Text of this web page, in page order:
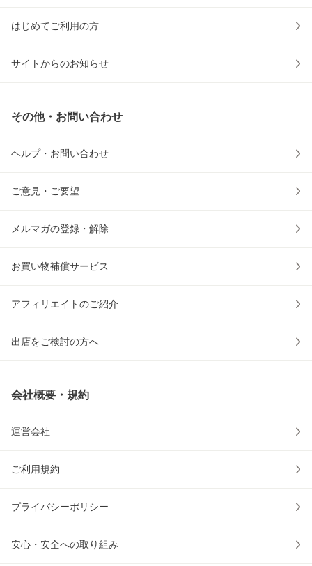
はじめてご利用の方
サイトからのお知らせ
その他・お問い合わせ
ヘルプ・お問い合わせ
ご意見・ご要望
メルマガの登録・解除
お買い物補償サービス
アフィリエイトのご紹介
出店をご検討の方へ
会社概要・規約
運営会社
ご利用規約
プライバシーポリシー
安心・安全への取り組み